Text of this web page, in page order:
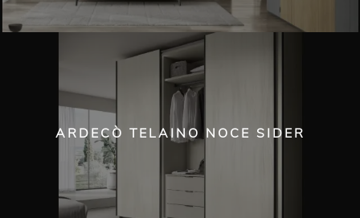
ARDECÒ TELAINO NOCE SIDER